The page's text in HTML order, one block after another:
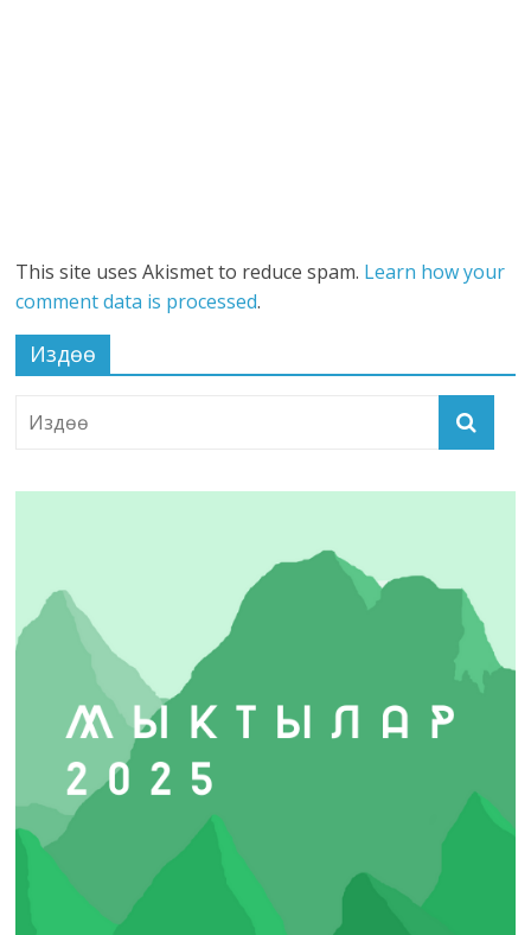
This site uses Akismet to reduce spam. Learn how your
comment data is processed.
Издөө